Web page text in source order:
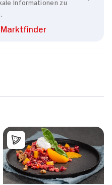
Informationen zu